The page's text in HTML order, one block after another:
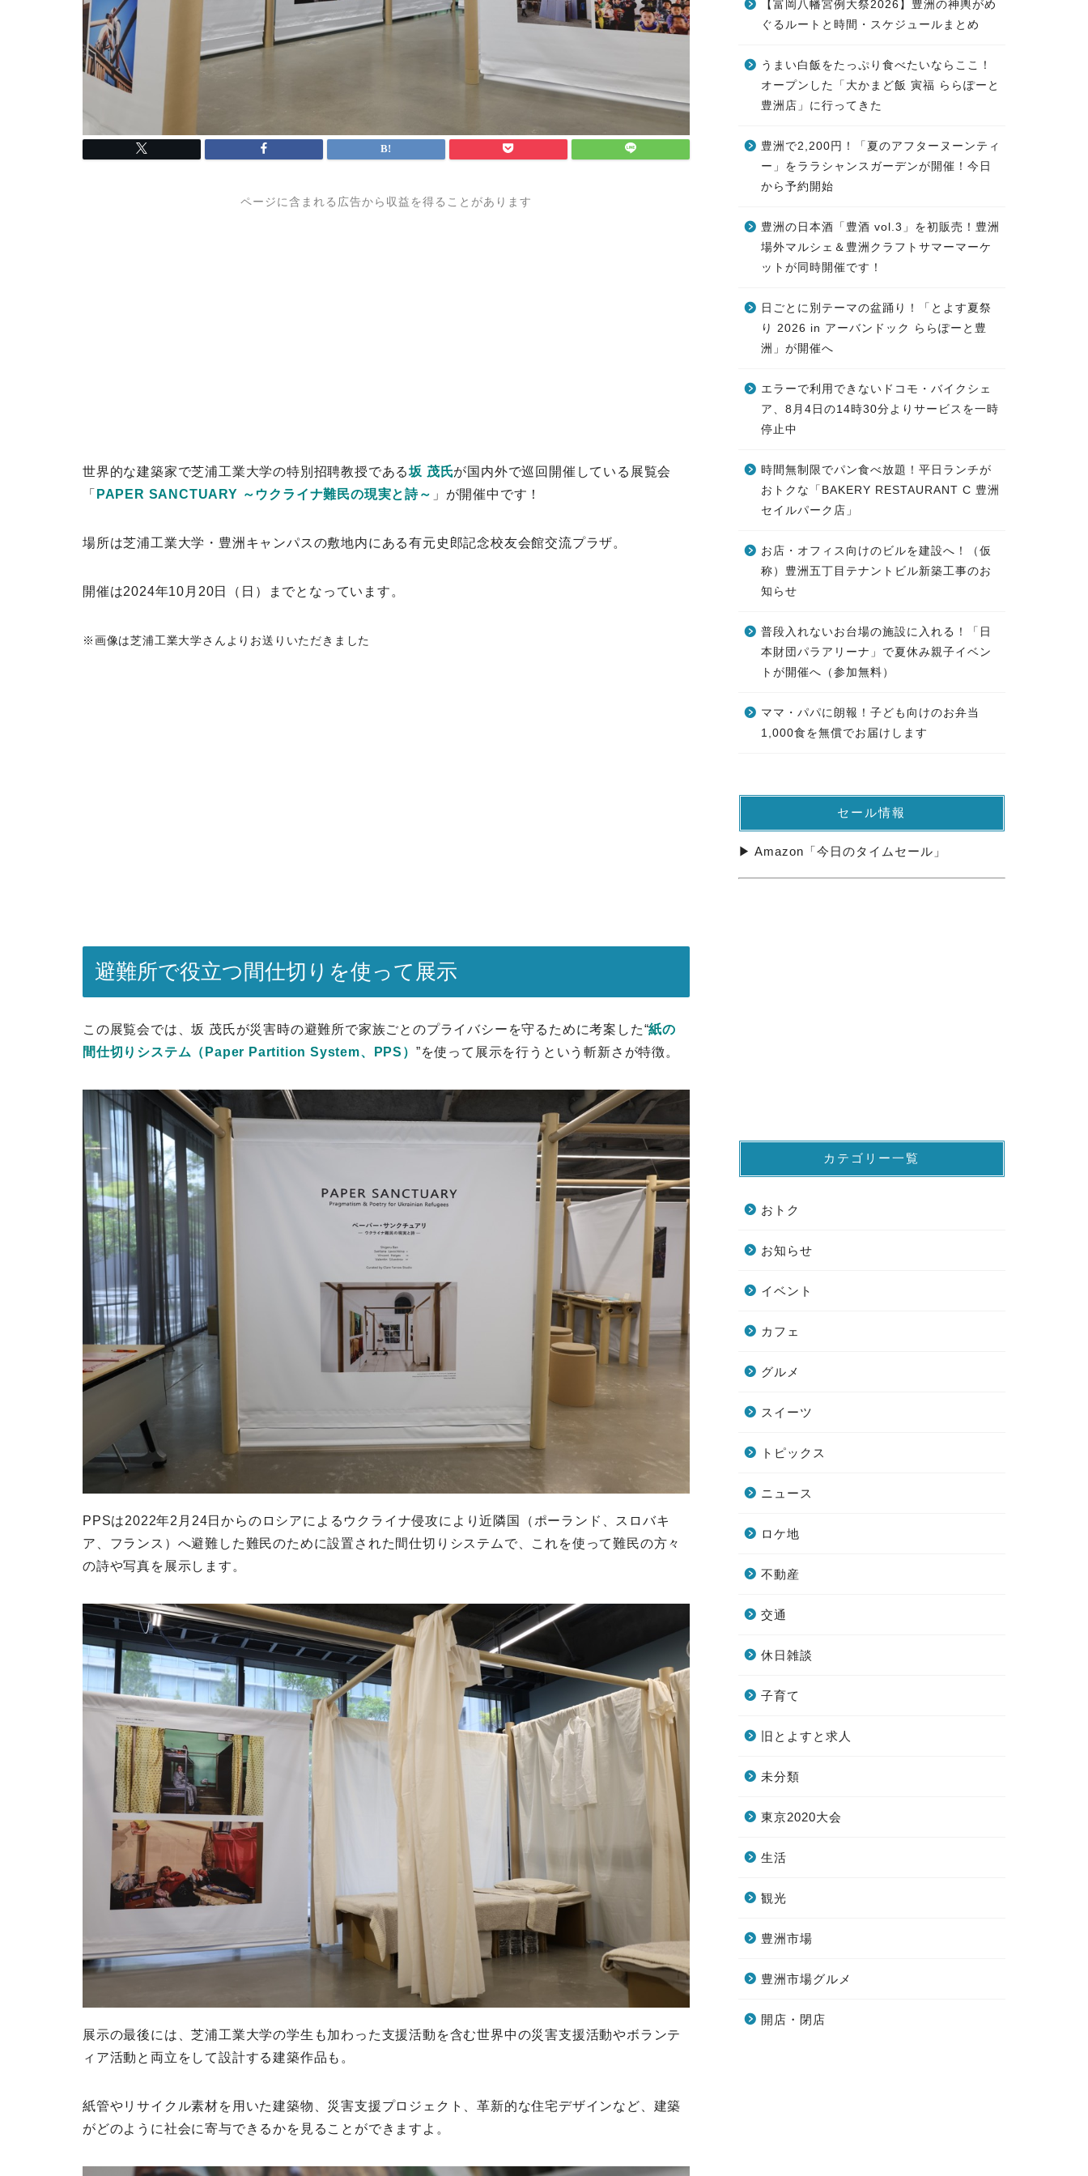
ページに含まれる広告から収益を得ることがあります
世界的な建築家で芝浦工業大学の特別招聘教授である坂 茂氏が国内外で巡回開催している展覧会
「 PAPER SANCTUARY ～ウクライナ難民の現実と詩～ 」が開催中です！
場所は芝浦工業大学・豊洲キャンパスの敷地内にある有元史郎記念校友会館交流プラザ。
開催は2024年10月20日（日）までとなっています。
※画像は芝浦工業大学さんよりお送りいただきました
避難所で役立つ間仕切りを使って展示
この展覧会では、坂 茂氏が災害時の避難所で家族ごとのプライバシーを守るために考案した“紙の
間仕切りシステム（Paper Partition System、PPS） ”を使って展示を行うという斬新さが特徴。
PPSは2022年2月24日からのロシアによるウクライナ侵攻により近隣国（ポーランド、スロバキ
ア、フランス）へ避難した難民のために設置された間仕切りシステムで、これを使って難民の方々
の詩や写真を展示します。
展示の最後には、芝浦工業大学の学生も加わった支援活動を含む世界中の災害支援活動やボランテ
ィア活動と両立をして設計する建築作品も。
紙管やリサイクル素材を用いた建築物、災害支援プロジェクト、革新的な住宅デザインなど、建築
がどのように社会に寄与できるかを見ることができますよ。
【富岡八幡宮例大祭2026】豊洲の神輿がめ
ぐるルートと時間・スケジュールまとめ
うまい白飯をたっぷり食べたいならここ！
オープンした「大かまど飯 寅福 ららぽーと
豊洲店」に行ってきた
豊洲で2,200円！「夏のアフターヌーンティ
ー」をララシャンスガーデンが開催！今日
から予約開始
豊洲の日本酒「豊酒 vol.3」を初販売！豊洲
場外マルシェ＆豊洲クラフトサマーマーケ
ットが同時開催です！
日ごとに別テーマの盆踊り！「とよす夏祭
り 2026 in アーバンドック ららぽーと豊
洲」が開催へ
エラーで利用できないドコモ・バイクシェ
ア、8月4日の14時30分よりサービスを一時
停止中
時間無制限でパン食べ放題！平日ランチが
おトクな「BAKERY RESTAURANT C 豊洲
セイルパーク店」
お店・オフィス向けのビルを建設へ！（仮
称）豊洲五丁目テナントビル新築工事のお
知らせ
普段入れないお台場の施設に入れる！「日
本財団パラアリーナ」で夏休み親子イベン
トが開催へ（参加無料）
ママ・パパに朗報！子ども向けのお弁当
1,000食を無償でお届けします
セール情報
▶ Amazon「今日のタイムセール」
カテゴリー一覧
おトク
お知らせ
イベント
カフェ
グルメ
スイーツ
トピックス
ニュース
ロケ地
不動産
交通
休日雑談
子育て
旧とよすと求人
未分類
東京2020大会
生活
観光
豊洲市場
豊洲市場グルメ
開店・閉店